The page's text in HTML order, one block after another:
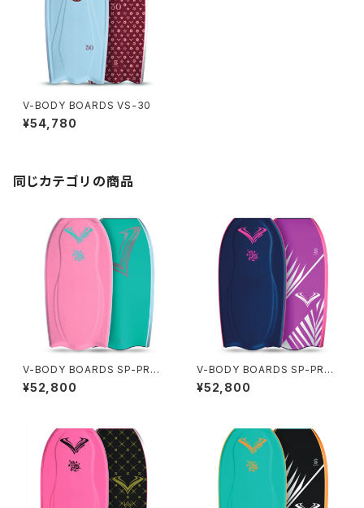
V-BODY BOARDS VS-30
¥54,780
同じカテゴリの商品
V-BODY BOARDS SP-PRO I
X 2026モデル - サクラピンク
¥52,800
V-BODY BOARDS SP-PRO I
X 2026モデル - ミッドナイトパ
ーム
¥52,800